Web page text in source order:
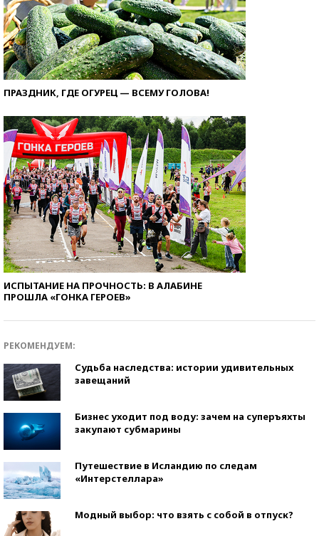
ПРАЗДНИК, ГДЕ ОГУРЕЦ — ВСЕМУ ГОЛОВА!
ИСПЫТАНИЕ НА ПРОЧНОСТЬ: В АЛАБИНЕ
ПРОШЛА «ГОНКА ГЕРОЕВ»
РЕКОМЕНДУЕМ:
Судьба наследства: истории удивительных
завещаний
Бизнес уходит под воду: зачем на суперъяхты
закупают субмарины
Путешествие в Исландию по следам
«Интерстеллара»
Модный выбор: что взять с собой в отпуск?